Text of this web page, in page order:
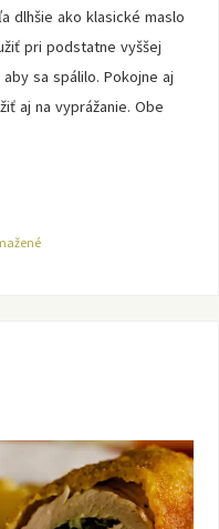
dlhšie ako klasické maslo
pri podstatne vyššej
sa spálilo. Pokojne aj
aj na vyprážanie. Obe